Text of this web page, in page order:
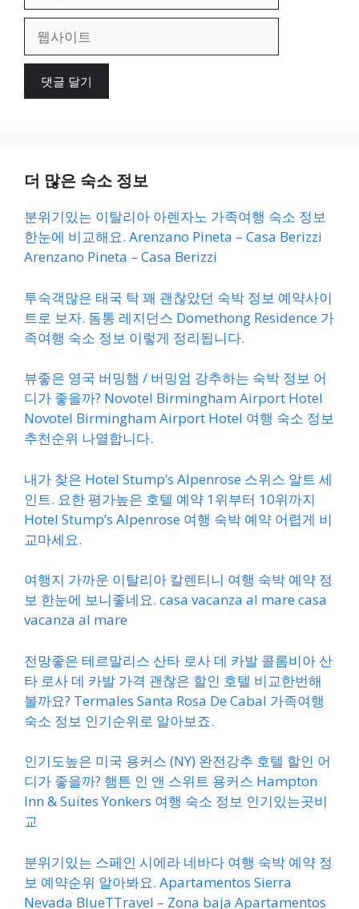
일
이
더 많은 숙소 정보
분위기있는 이탈리아 아렌자노 가족여행 숙소 정보
한눈에 비교해요. Arenzano Pineta – Casa Berizzi
Arenzano Pineta – Casa Berizzi
투숙객많은 태국 탁 꽤 괜찮았던 숙박 정보 예약사이
트로 보자. 돔통 레지던스 Domethong Residence 가
족여행 숙소 정보 이렇게 정리됩니다.
뷰좋은 영국 버밍햄 / 버밍엄 강추하는 숙박 정보 어
디가 좋을까? Novotel Birmingham Airport Hotel
Novotel Birmingham Airport Hotel 여행 숙소 정보
추천순위 나열합니다.
내가 찾은 Hotel Stump’s Alpenrose 스위스 알트 세
인트. 요한 평가높은 호텔 예약 1위부터 10위까지
Hotel Stump’s Alpenrose 여행 숙박 예약 어렵게 비
교마세요.
여행지 가까운 이탈리아 칼렌티니 여행 숙박 예약 정
보 한눈에 보니좋네요. casa vacanza al mare casa
vacanza al mare
전망좋은 테르말리스 산타 로사 데 카발 콜롬비아 산
타 로사 데 카발 가격 괜찮은 할인 호텔 비교한번해
볼까요? Termales Santa Rosa De Cabal 가족여행
숙소 정보 인기순위로 알아보죠.
인기도높은 미국 용커스 (NY) 완전강추 호텔 할인 어
디가 좋을까? 햄튼 인 앤 스위트 용커스 Hampton
Inn & Suites Yonkers 여행 숙소 정보 인기있는곳비
교
분위기있는 스페인 시에라 네바다 여행 숙박 예약 정
보 예약순위 알아봐요. Apartamentos Sierra
Nevada BlueTTravel – Zona baja Apartamentos